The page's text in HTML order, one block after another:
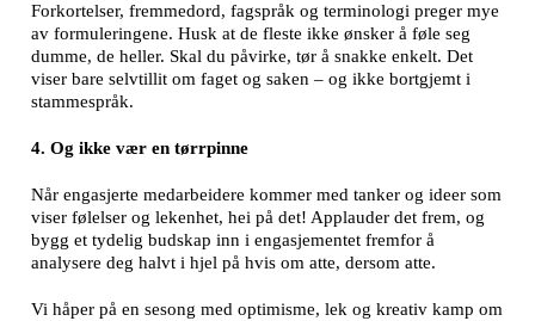
Forkortelser, fremmedord, fagspråk og terminologi preger mye
av formuleringene. Husk at de fleste ikke ønsker å føle seg
dumme, de heller. Skal du påvirke, tør å snakke enkelt. Det
viser bare selvtillit om faget og saken – og ikke bortgjemt i
stammespråk.
4. Og ikke vær en tørrpinne
Når engasjerte medarbeidere kommer med tanker og ideer som
viser følelser og lekenhet, hei på det! Applauder det frem, og
bygg et tydelig budskap inn i engasjementet fremfor å
analysere deg halvt i hjel på hvis om atte, dersom atte.
Vi håper på en sesong med optimisme, lek og kreativ kamp om